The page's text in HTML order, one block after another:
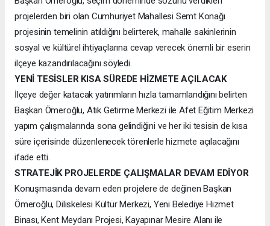
projelerden biri olan Cumhuriyet Mahallesi Semt Konağı
projesinin temelinin atıldığını belirterek, mahalle sakinlerinin
sosyal ve kültürel ihtiyaçlarına cevap verecek önemli bir eserin
ilçeye kazandırılacağını söyledi.
YENİ TESİSLER KISA SÜREDE HİZMETE AÇILACAK
İlçeye değer katacak yatırımların hızla tamamlandığını belirten
Başkan Ömeroğlu, Atık Getirme Merkezi ile Afet Eğitim Merkezi
yapım çalışmalarında sona gelindiğini ve her iki tesisin de kısa
süre içerisinde düzenlenecek törenlerle hizmete açılacağını
ifade etti.
STRATEJİK PROJELERDE ÇALIŞMALAR DEVAM EDİYOR
Konuşmasında devam eden projelere de değinen Başkan
Ömeroğlu, Diliskelesi Kültür Merkezi, Yeni Belediye Hizmet
Binası, Kent Meydanı Projesi, Kayapınar Mesire Alanı ile